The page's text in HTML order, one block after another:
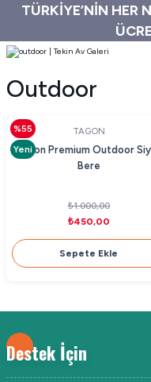
TÜRKİYE’NİN HER
Outdoor
%55
Yeni
TAGON
Tagon Premium Outdoor
Bere
₺1.000,00
₺450,00
Sepete Ekle
Destek İçin